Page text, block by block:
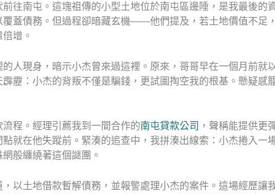
往南屯。這塊祖傳的小型土地位於南屯區邊陲，是我最後的
覆蓋債務。但過程卻暗藏玄機——他們提及，若土地價值不足
增。
人現身，暗示小杰曾來過這裡。原來，哥哥早在一個月前就
靂：小杰的背叛不僅是騙錢，更試圖掏空我的根基。懸疑
程。經理引薦我到一間合作的南屯貸款公司 ，聲稱能提供更
就在他失蹤前。緊湊的追查中，我拼湊出線索：小杰捲入一
般纏繞著這個謎團。
以土地借款暫解債務，並報警處理小杰的案件。這場經歷讓